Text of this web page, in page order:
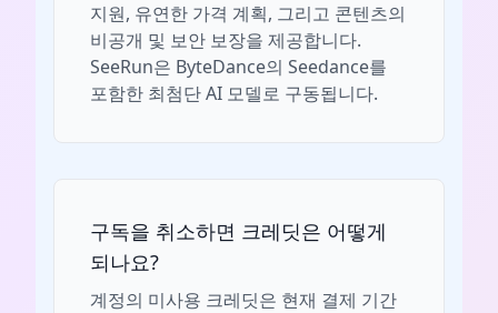
지원, 유연한 가격 계획, 그리고 콘텐츠의
비공개 및 보안 보장을 제공합니다.
SeeRun은 ByteDance의 Seedance를
포함한 최첨단 AI 모델로 구동됩니다.
구독을 취소하면 크레딧은 어떻게
되나요?
계정의 미사용 크레딧은 현재 결제 기간